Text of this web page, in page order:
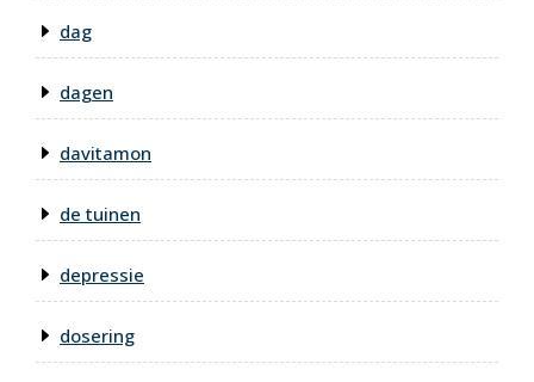
dag
dagen
davitamon
de tuinen
depressie
dosering